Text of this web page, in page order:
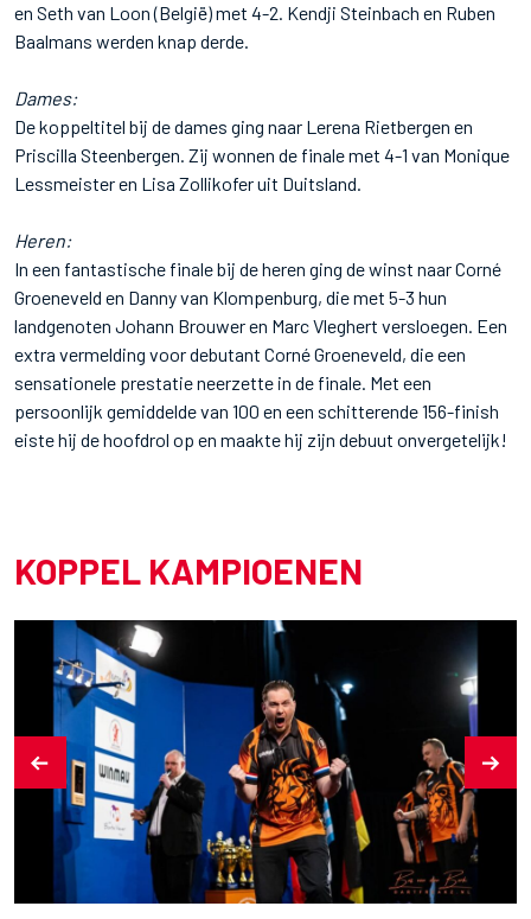
en Seth van Loon (België) met 4-2. Kendji Steinbach en Ruben
Baalmans werden knap derde.
Dames:
De koppeltitel bij de dames ging naar Lerena Rietbergen en
Priscilla Steenbergen. Zij wonnen de finale met 4-1 van Monique
Lessmeister en Lisa Zollikofer uit Duitsland.
Heren:
In een fantastische finale bij de heren ging de winst naar Corné
Groeneveld en Danny van Klompenburg, die met 5-3 hun
landgenoten Johann Brouwer en Marc Vleghert versloegen. Een
extra vermelding voor debutant Corné Groeneveld, die een
sensationele prestatie neerzette in de finale. Met een
persoonlijk gemiddelde van 100 en een schitterende 156-finish
eiste hij de hoofdrol op en maakte hij zijn debuut onvergetelijk!
KOPPEL KAMPIOENEN